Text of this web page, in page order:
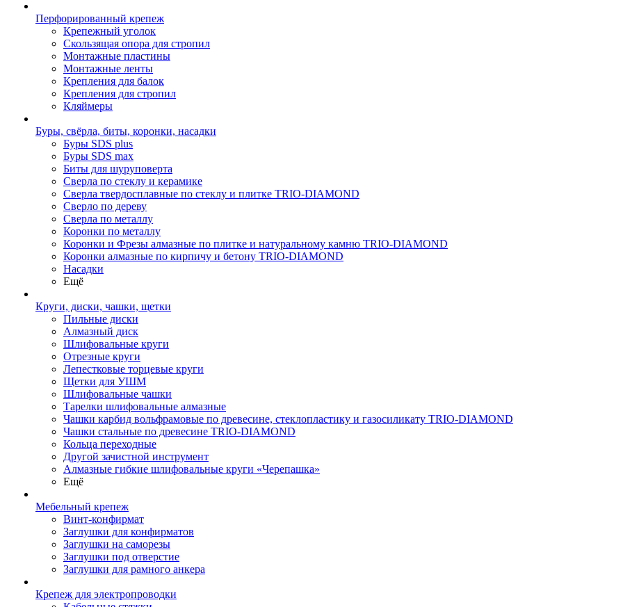
Перфорированный крепеж
Крепежный уголок
Скользящая опора для стропил
Монтажные пластины
Монтажные ленты
Крепления для балок
Крепления для стропил
Кляймеры
Буры, свёрла, биты, коронки, насадки
Буры SDS plus
Буры SDS max
Биты для шуруповерта
Сверла по стеклу и керамике
Сверла твердосплавные по стеклу и плитке TRIO-DIAMOND
Сверло по дереву
Сверла по металлу
Коронки по металлу
Коронки и Фрезы алмазные по плитке и натуральному камню TRIO-DIAMOND
Коронки алмазные по кирпичу и бетону TRIO-DIAMOND
Насадки
Ещё
Круги, диски, чашки, щетки
Пильные диски
Алмазный диск
Шлифовальные круги
Отрезные круги
Лепестковые торцевые круги
Щетки для УШМ
Шлифовальные чашки
Тарелки шлифовальные алмазные
Чашки карбид вольфрамовые по древесине, стеклопластику и газосиликату TRIO-DIAMOND
Чашки стальные по древесине TRIO-DIAMOND
Кольца переходные
Другой зачистной инструмент
Алмазные гибкие шлифовальные круги «Черепашка»
Ещё
Мебельный крепеж
Винт-конфирмат
Заглушки для конфирматов
Заглушки на саморезы
Заглушки под отверстие
Заглушки для рамного анкера
Крепеж для электропроводки